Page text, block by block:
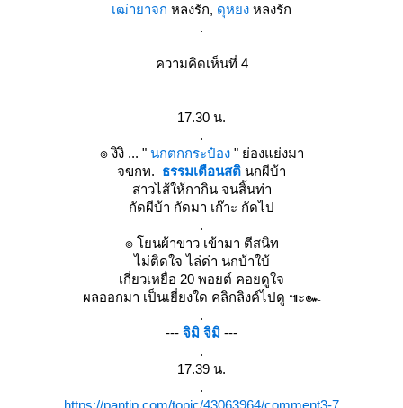
เฒ่ายาจก หลงรัก, ดุหยง หลงรัก
.
ความคิดเห็นที่ 4
17.30 น.
.
๏ งิงิ ... " นกตกกระป๋อง" ย่องแย่งมา
จขกท. ธรรมเตือนสติ นกผีบ้า
สาวไส้ให้กากิน จนสิ้นท่า
กัดผีบ้า กัดมา เก๊าะ กัดไป
.
๏ โยนผ้าขาว เข้ามา ตีสนิท
ไม่ติดใจ ไล่ด่า นกบ้าใบ้
เกี่ยวเหยื่อ 20 พอยต์ คอยดูใจ
ผลออกมา เป็นเยี่ยงใด คลิกลิงค์ไปดู ๚ะ๛
.
--- จิมิ จิมิ ---
.
17.39 น.
.
https://pantip.com/topic/43063964/comment3-7